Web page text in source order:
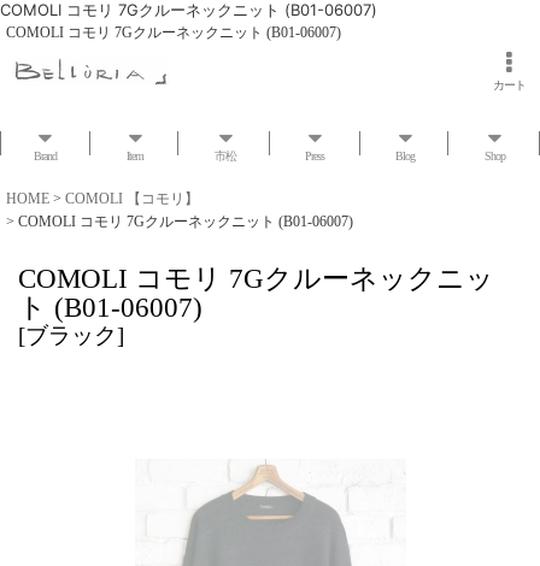
COMOLI コモリ 7Gクルーネックニット (B01-06007)
COMOLI コモリ 7Gクルーネックニット (B01-06007)
カート
Brand Item 市松 Press Blog Shop
HOME > COMOLI 【コモリ】
> COMOLI コモリ 7Gクルーネックニット (B01-06007)
COMOLI コモリ 7Gクルーネックニッ
ト (B01-06007)
[ブラック]